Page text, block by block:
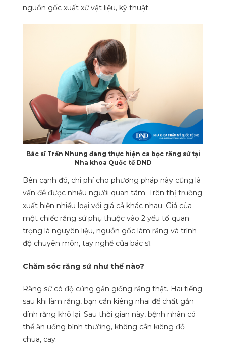
nguồn gốc xuất xứ vật liệu, kỹ thuật.
Bác sĩ Trần Nhung đang thực hiện ca bọc răng sứ tại
Nha khoa Quốc tế DND
Bên cạnh đó, chi phí cho phương pháp này cũng là
vấn đề được nhiều người quan tâm. Trên thị trường
xuất hiện nhiều loại với giá cả khác nhau. Giá của
một chiếc răng sứ phụ thuộc vào 2 yếu tố quan
trọng là nguyên liệu, nguồn gốc làm răng và trình
độ chuyên môn, tay nghề của bác sĩ.
Chăm sóc răng sứ như thế nào?
Răng sứ có độ cứng gần giống răng thật. Hai tiếng
sau khi làm răng, bạn cần kiêng nhai để chất gắn
dính răng khô lại. Sau thời gian này, bệnh nhân có
thể ăn uống bình thường, không cần kiêng đồ
chua, cay.